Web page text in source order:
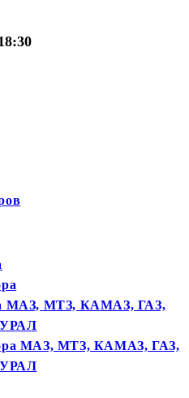
МАЗ, МТЗ, КАМАЗ, ГАЗ,
МАЗ, МТЗ, КАМАЗ, ГАЗ,